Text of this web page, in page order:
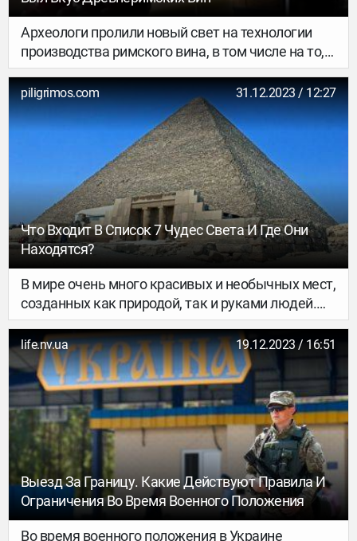
Археологи пролили новый свет на технологии
производства римского вина, в том числе на то,
как оно выглядело, пахло и вкусало более 2 000
лет назад. NV рассказывает подробности
piligrimos.com 31.12.2023 / 12:27
Что Входит В Список 7 Чудес Света И Где Они
Находятся?
В мире очень много красивых и необычных мест,
созданных как природой, так и руками людей.
Самые древние сооружения, входящие в список
7 чудес света, появились еще в античности. К
сожалению, из-за катаклизмов многие из них не
сохранились. До наших дней “дожила” только
пирамиды Хеопса. Как выглядели остальные и
что сейчас находится на их месте?
Рассказываем в этом материале.
life.nv.ua 19.12.2023 / 16:51
Выезд За Границу. Какие Действуют Правила И
Ограничения Во Время Военного Положения
Во время военного положения в Украине